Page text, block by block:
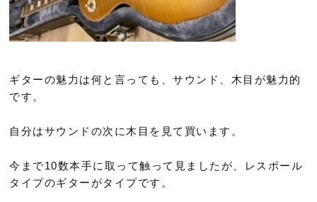
ギターの魅力は何と言っても、サウンド、木目が魅力的
です。
自分はサウンドの次に木目を見て買います。
今まで10数本手に取って触って見ましたが、レスポール
タイプのギターがタイプです。